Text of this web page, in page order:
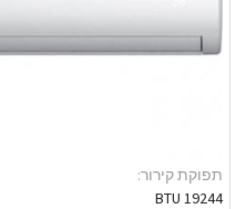
תפוקת קירור:
19244 BTU